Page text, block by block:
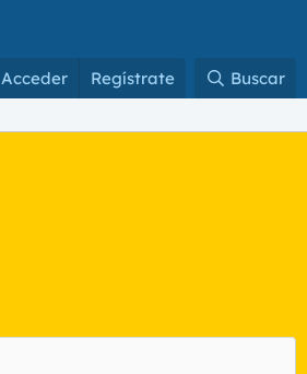
Acceder Regístrate Buscar